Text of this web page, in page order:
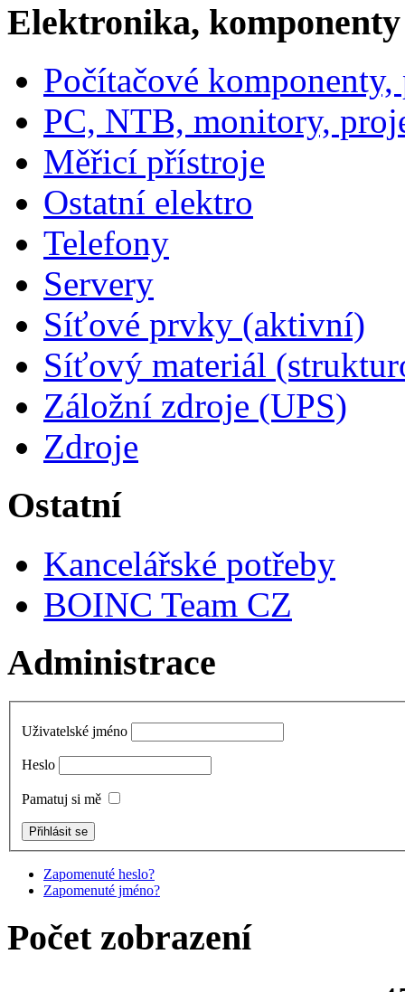
Elektronika, komponenty
Počítačové
PC, NTB, monitory,
Měřicí přístroje
Ostatní elektro
Telefony
Servery
Síťové prvky (aktivní)
Síťový materiál
Záložní zdroje (UPS)
Zdroje
Ostatní
Kancelářské potřeby
BOINC Team CZ
Administrace
Uživatelské jméno
Heslo
Pamatuj si mě
Zapomenuté heslo?
Zapomenuté jméno?
Počet zobrazení